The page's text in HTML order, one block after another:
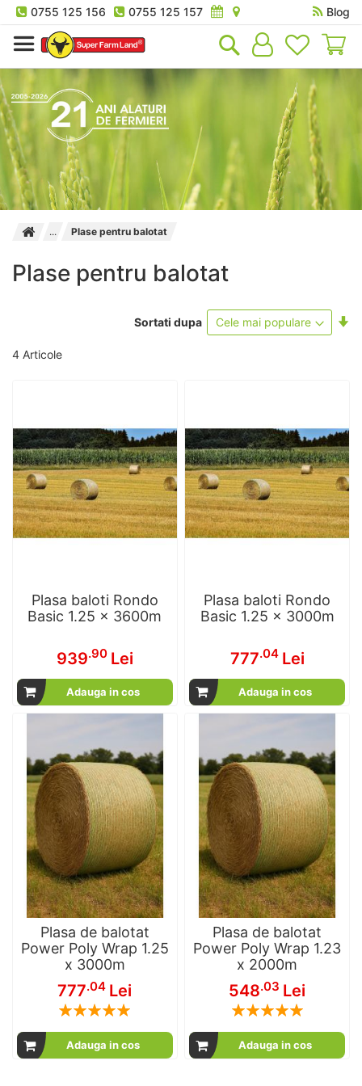
0755 125 156 0755 125 157
Blog
Plase pentru balotat
Plase pentru balotat
4 Articole
Sortati dupa
Plasa baloti Rondo
Basic 1.25 x 3600m
939.90 Lei
Adauga in cos
Plasa baloti Rondo
Basic 1.25 x 3000m
777.04 Lei
Adauga in cos
Plasa de balotat
Power Poly Wrap 1.25
x 3000m
777.04 Lei
Rating:
Adauga in cos
Plasa de balotat
Power Poly Wrap 1.23
x 2000m
548.03 Lei
Rating:
Adauga in cos